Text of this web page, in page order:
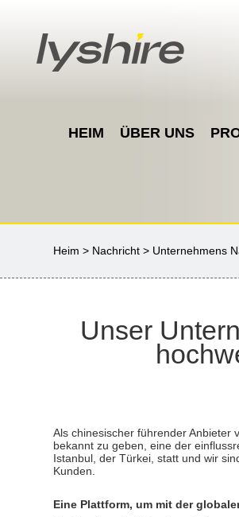
HEIM ÜBER UNS
Heim > Nachricht > Unternehmens
Unser
Als chinesischer führender Anbieter
bekannt zu geben, eine der
Istanbul, der Türkei, statt und wir
Kunden.
Eine Plattform, um mit der